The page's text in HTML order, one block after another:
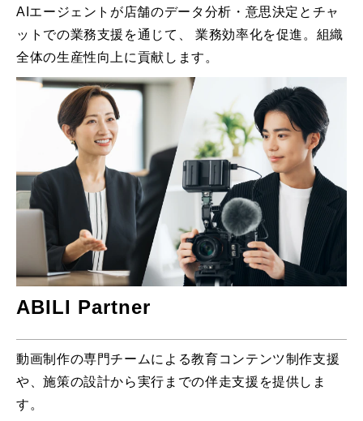
AIエージェントが店舗のデータ分析・意思決定とチャ
ットでの業務支援を通じて、 業務効率化を促進。組織
全体の生産性向上に貢献します。
ABILI Partner
動画制作の専門チームによる教育コンテンツ制作支援
や、施策の設計から実行までの伴走支援を提供しま
す。